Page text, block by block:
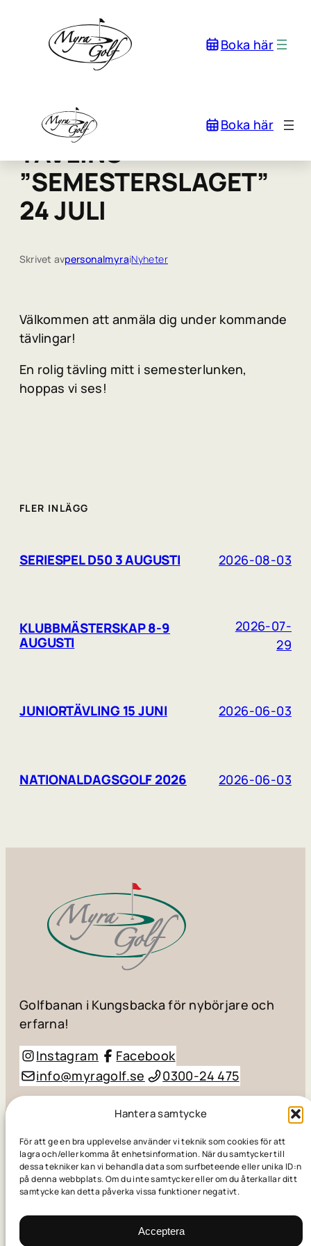
Hantera samtycke
För att ge en bra upplevelse använder vi teknik som cookies för att
lagra och/eller komma åt enhetsinformation. När du samtycker till
dessa tekniker kan vi behandla data som surfbeteende eller unika ID:n
på denna webbplats. Om du inte samtycker eller om du återkallar ditt
samtycke kan detta påverka vissa funktioner negativt.
Acceptera
Boka här
Boka här
TÄVLING
”SEMESTERSLAGET”
24 JULI
Skrivet avpersonalmyraiNyheter
Välkommen att anmäla dig under kommande
tävlingar!
En rolig tävling mitt i semesterlunken,
hoppas vi ses!
FLER INLÄGG
SERIESPEL D50 3 AUGUSTI 2026-08-03
KLUBBMÄSTERSKAP 8-9
AUGUSTI
2026-07-
29
JUNIORTÄVLING 15 JUNI 2026-06-03
NATIONALDAGSGOLF 2026 2026-06-03
Golfbanan i Kungsbacka för nybörjare och
erfarna!
Instagram
Facebook
info@myragolf.se
0300-24 475
© Myra Golf AB / Småhögevägen 110, 434 98
Skapad avGolfpress
© Myra Golf AB / Småhögevägen 110, 434 98